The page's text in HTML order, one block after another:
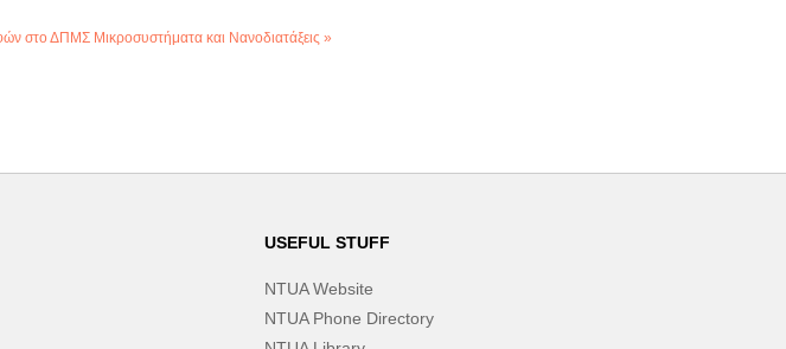
στο ΔΠΜΣ Μικροσυστήματα και Νανοδιατάξεις »
USEFUL STUFF
NTUA Website
NTUA Phone Directory